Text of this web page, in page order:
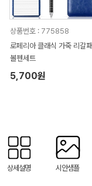
상품번호 : 775858
로페리아 클래식 가죽 리갈
볼펜세트
5,700원
상세설명 시안샘플